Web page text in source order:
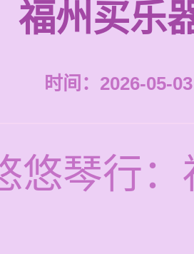
福州买乐
时间：2026-05-
悠琴行